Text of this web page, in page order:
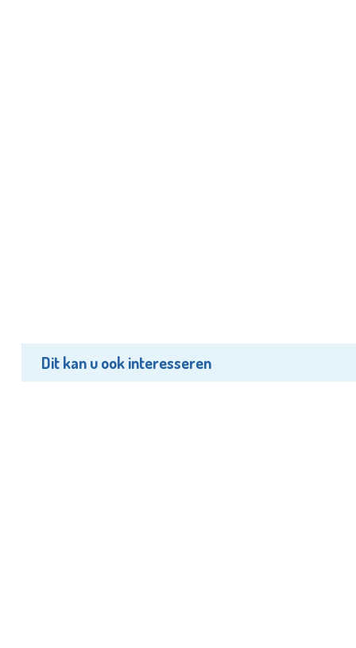
Dit kan u ook interesseren